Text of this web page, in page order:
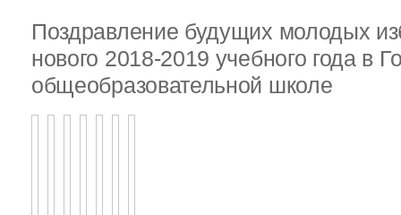
Поздравление будущих молодых
нового 2018-2019 учебного года в
общеобразовательной школе